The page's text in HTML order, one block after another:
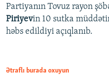
Partiyanın Tovuz rayon
Piriyevin 10 sutka
həbs edildiyi açıqlanıb.
Ətraflı burada oxuyun